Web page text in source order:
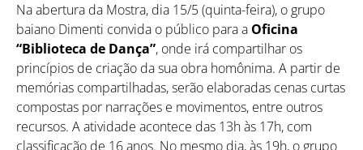
Na abertura da Mostra, dia 15/5 (quinta-feira), o grupo
baiano Dimenti convida o público para a Oficina
“Biblioteca de Dança”, onde irá compartilhar os
princípios de criação da sua obra homônima. A partir de
memórias compartilhadas, serão elaboradas cenas curtas
compostas por narrações e movimentos, entre outros
recursos. A atividade acontece das 13h às 17h, com
classificação de 16 anos. No mesmo dia, às 19h, o grupo